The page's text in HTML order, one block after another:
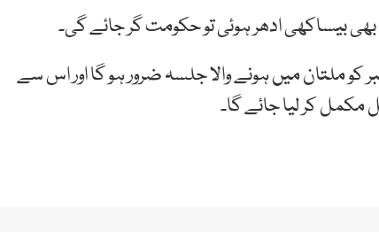
بیساکھی ادھر ہوئی تو حکومت گر جائے گی۔
لیگ نے کہا کہ پی ڈی ایم کے زیراہتمام 30 نومبر کو ملتان میں ہونے والا جلسہ ضرور ہو گا اور اس سے
مکمل کر لیا جائے گا۔